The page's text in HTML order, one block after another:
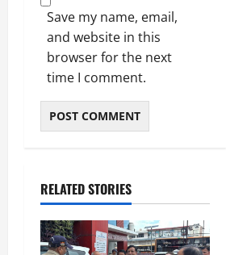
Save my name, email,
and website in this
browser for the next
time I comment.
RELATED STORIES